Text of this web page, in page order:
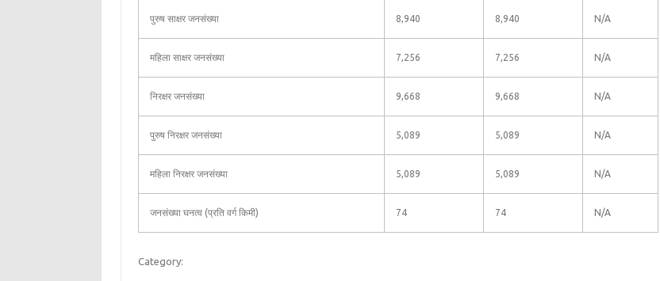
पुरुष साक्षर जनसंख्या 8,940 8,940 N/A
महिला साक्षर जनसंख्या 7,256 7,256 N/A
निरक्षर जनसंख्या 9,668 9,668 N/A
पुरुष निरक्षर जनसंख्या 5,089 5,089 N/A
महिला निरक्षर जनसंख्या 5,089 5,089 N/A
जनसंख्या घनत्व (प्रति वर्ग किमी) 74 74 N/A
Category: